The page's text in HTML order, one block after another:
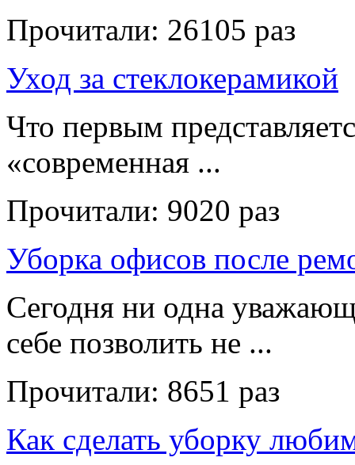
Прочитали: 26105 раз
Уход за стеклокерамикой
Что первым
«современная ...
Прочитали: 9020 раз
Уборка офисов после
Сегодня ни одна
себе позволить не ...
Прочитали: 8651 раз
Как сделать уборку